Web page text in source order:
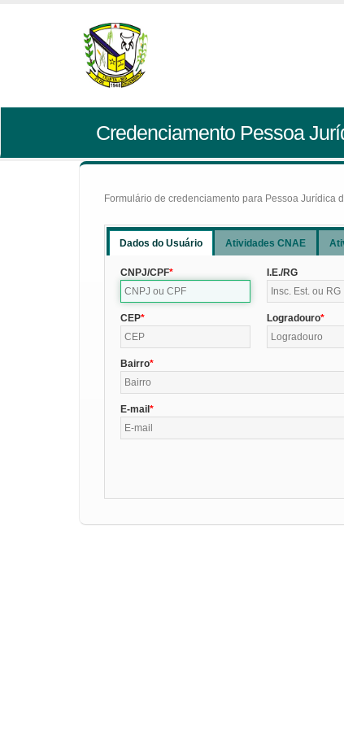
Credenciamento Pessoa
Formulário de credenciamento para Pessoa Jurídica
Dados do Usuário Atividades CNAE
CNPJ/CPF I.E./RG
CEP Logradouro
Bairro
E-mail